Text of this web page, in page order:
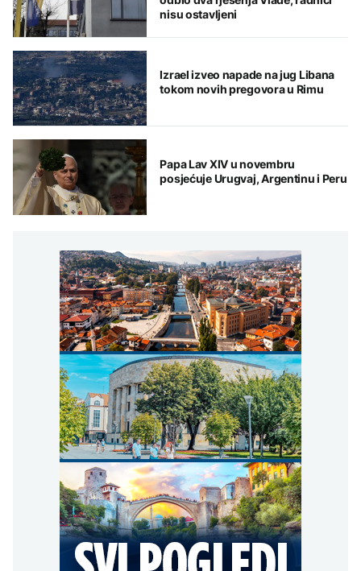
nisu ostavljeni
Izrael izveo napade na jug Libana
tokom novih pregovora u Rimu
Papa Lav XIV u novembru
posjećuje Urugvaj, Argentinu i Peru